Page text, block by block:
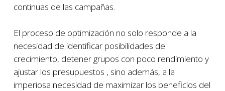
continuas de las campañas.
El proceso de optimización no solo responde a la
necesidad de identificar posibilidades de
crecimiento, detener grupos con poco rendimiento y
ajustar los presupuestos , sino además, a la
imperiosa necesidad de maximizar los beneficios del